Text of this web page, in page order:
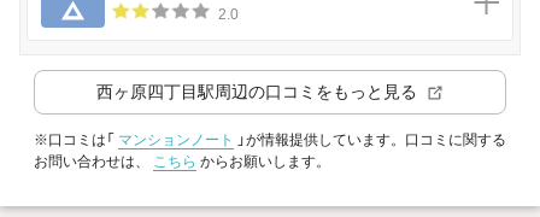
2.0
西ヶ原四丁目駅周辺の口コミをもっと見る
※口コミは「 マンションノート
」が情報提供しています。口コミに関する
お問い合わせは、
こちら からお願いします。